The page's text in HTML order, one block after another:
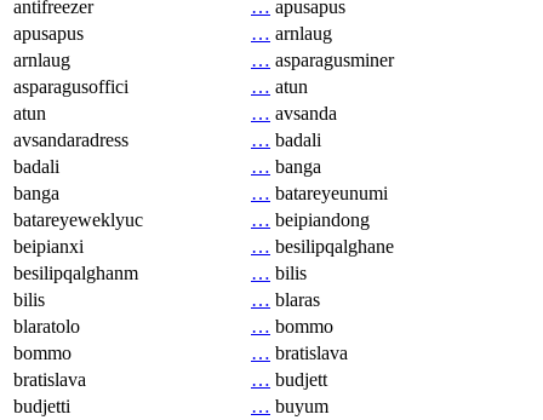
antifreezer
… apusapus
apusapus
… arnlaug
arnlaug
… asparagusminer
asparagusoffici
… atun
atun
… avsanda
avsandaradress
… badali
badali
… banga
banga
… batareyeunumi
batareyeweklyuc
… beipiandong
beipianxi
… besilipqalghane
besilipqalghanm
… bilis
bilis
… blaras
blaratolo
… bommo
bommo
… bratislava
bratislava
… budjett
budjetti
… buyum